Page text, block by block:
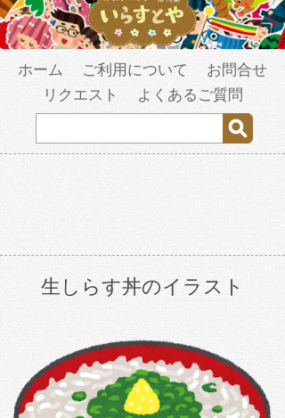
ホーム ご利用について
お問合せ
リクエスト
よくあるご質問
生しらす丼のイラスト